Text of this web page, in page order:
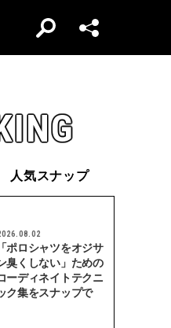
人気スナップ
「ポロシャツをオジサ
臭くしない」ための
ーディネイトテクニ
ク集をスナップで